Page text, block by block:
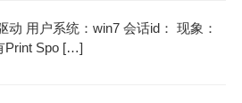
动 用户系统：win7 会话id： 现象：
Print Spo […]